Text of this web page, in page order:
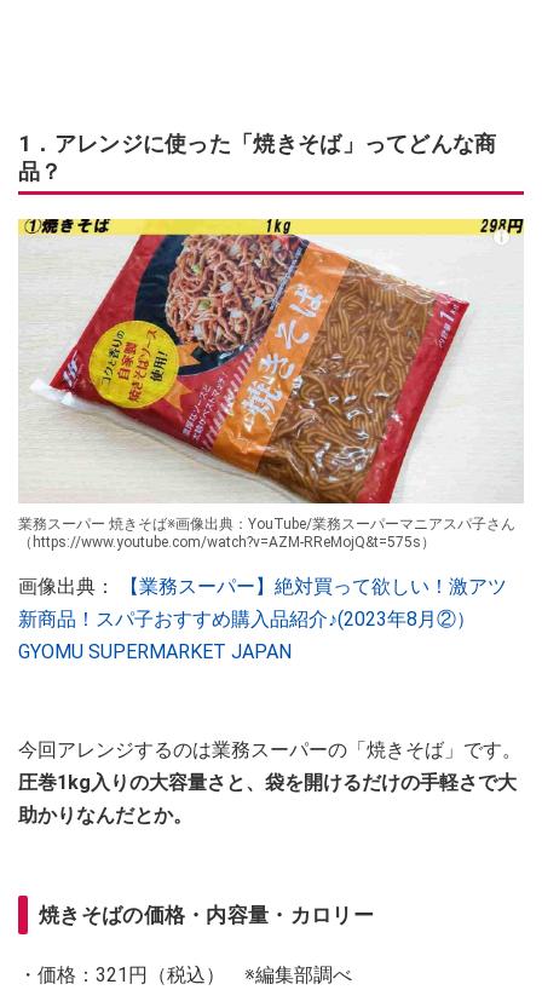
1．アレンジに使った「焼きそば」ってどんな商
品？
業務スーパー 焼きそば※画像出典：YouTube/業務スーパーマニアスパ子さん
（https://www.youtube.com/watch?v=AZM-RReMojQ&t=575s）
画像出典：
【業務スーパー】絶対買って欲しい！激アツ
新商品！スパ子おすすめ購入品紹介♪(2023年8月②）
GYOMU SUPERMARKET JAPAN
今回アレンジするのは業務スーパーの「焼きそば」です。
圧巻1kg入りの大容量さと、袋を開けるだけの手軽さで大
助かりなんだとか。
焼きそばの価格・内容量・カロリー
・価格：321円（税込） ※編集部調べ